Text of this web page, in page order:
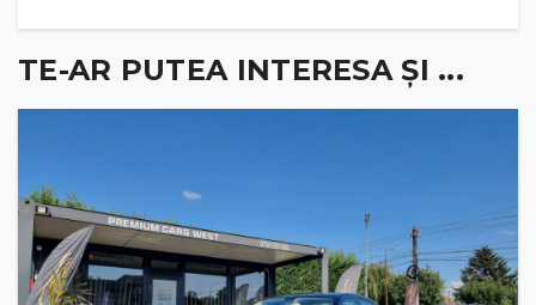
TE-AR PUTEA INTERESA ȘI ...